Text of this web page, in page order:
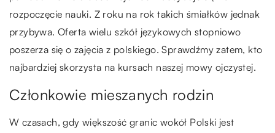
rozpoczęcie nauki. Z roku na rok takich śmiałków jednak
przybywa. Oferta wielu szkół językowych stopniowo
poszerza się o zajęcia z polskiego. Sprawdźmy zatem, kto
najbardziej skorzysta na kursach naszej mowy ojczystej.
Członkowie mieszanych rodzin
W czasach, gdy większość granic wokół Polski jest